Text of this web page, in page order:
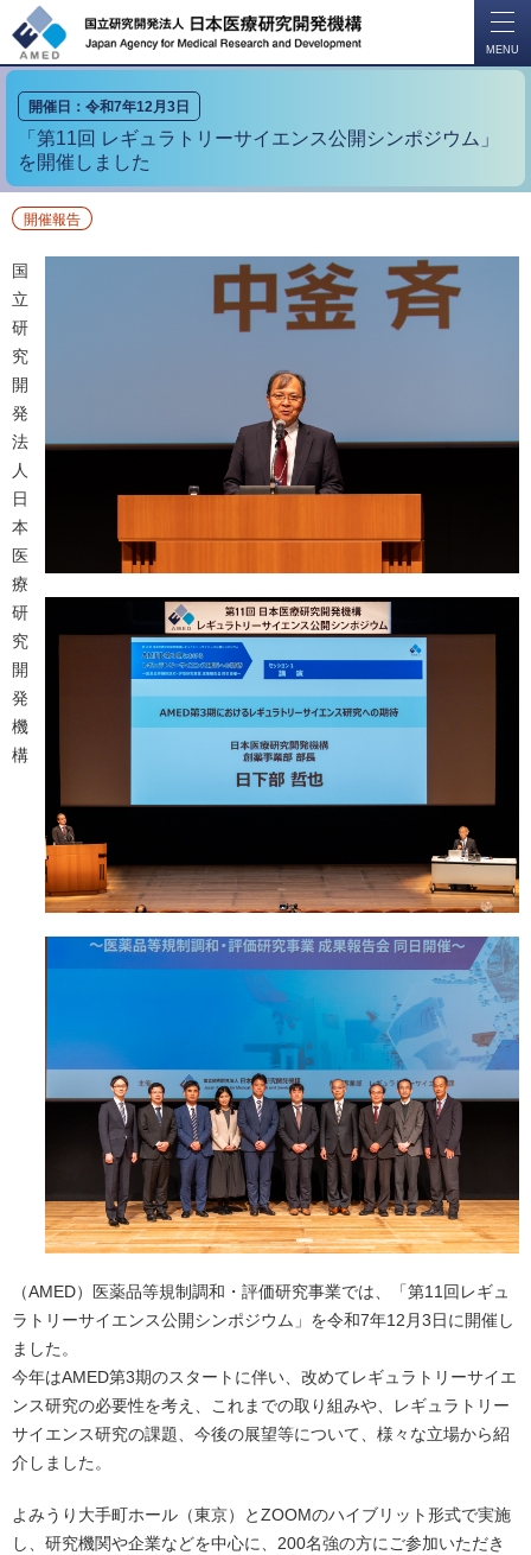
MENU
開催日：令和7年12月3日
「第11回 レギュラトリーサイエンス公開シンポジウム」
を開催しました
開催報告
国
立
研
究
開
発
法
人
日
本
医
療
研
究
開
発
機
構
（AMED）医薬品等規制調和・評価研究事業では、「第11回レギュ
ラトリーサイエンス公開シンポジウム」を令和7年12月3日に開催し
ました。
今年はAMED第3期のスタートに伴い、改めてレギュラトリーサイエ
ンス研究の必要性を考え、これまでの取り組みや、レギュラトリー
サイエンス研究の課題、今後の展望等について、様々な立場から紹
介しました。
よみうり大手町ホール（東京）とZOOMのハイブリット形式で実施
し、研究機関や企業などを中心に、200名強の方にご参加いただき